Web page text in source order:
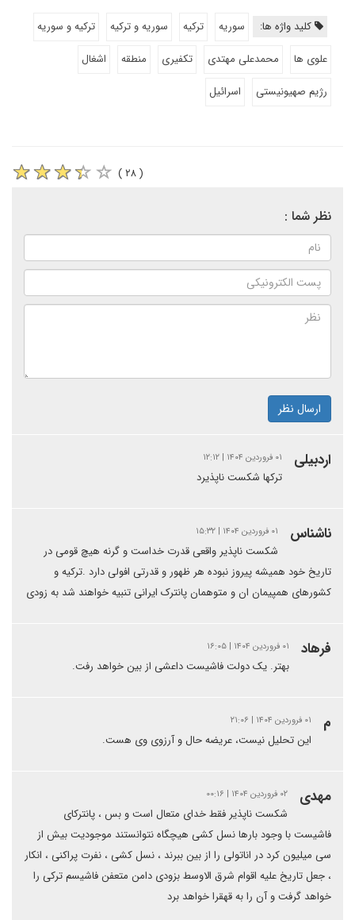
کلید واژه ها: سوریه ترکیه سوریه و ترکیه
ترکیه و سوریه
علوی ها
محمدعلی مهتدی تکفیری منطقه
اشغال
رژیم صهیونیستی
اسرائیل
( ۲۸ )
نظر شما :
ارسال نظر
اردبیلی ۰۱ فروردین ۱۴۰۴ | ۱۲:۱۲
ترکها شکست ناپذیرد
ناشناس ۰۱ فروردین ۱۴۰۴ | ۱۵:۳۲
شکست ناپذیر واقعی قدرت خداست و گرنه هیچ قومی در
تاریخ خود همیشه پیروز نبوده هر ظهور و قدرتی افولی دارد .ترکیه و
کشورهای همپیمان ان و متوهمان پانترک ایرانی تنبیه خواهند شد به زودی
فرهاد ۰۱ فروردین ۱۴۰۴ | ۱۶:۰۵
بهتر. یک دولت فاشیست داعشی از بین خواهد رفت.
م ۰۱ فروردین ۱۴۰۴ | ۲۱:۰۶
این تحلیل نیست، عریضه حال و آرزوی وی هست.
مهدی ۰۲ فروردین ۱۴۰۴ | ۰۰:۱۶
شکست ناپذیر فقط خدای متعال است و بس ، پانترکای
فاشیست با وجود بارها نسل کشی هیچگاه نتوانستند موجودیت بیش از
سی میلیون کرد در اناتولی را از بین ببرند ، نسل کشی ، نفرت پراکنی ، انکار
، جعل تاریخ علیه اقوام شرق الاوسط بزودی دامن متعفن فاشیسم ترکی را
خواهد گرفت و آن را به قهقرا خواهد برد